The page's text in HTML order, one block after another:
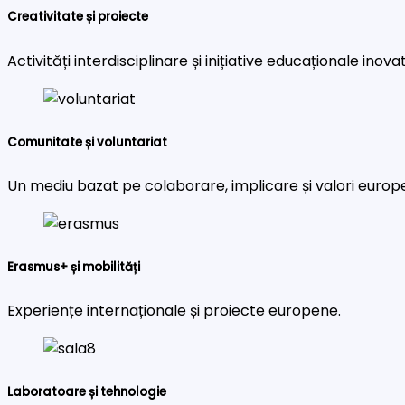
Creativitate și proiecte
Activități interdisciplinare și inițiative educaționale
Comunitate și voluntariat
Un mediu bazat pe colaborare, implicare și valori
Erasmus+ și mobilități
Experiențe internaționale și proiecte europene.
Laboratoare și tehnologie